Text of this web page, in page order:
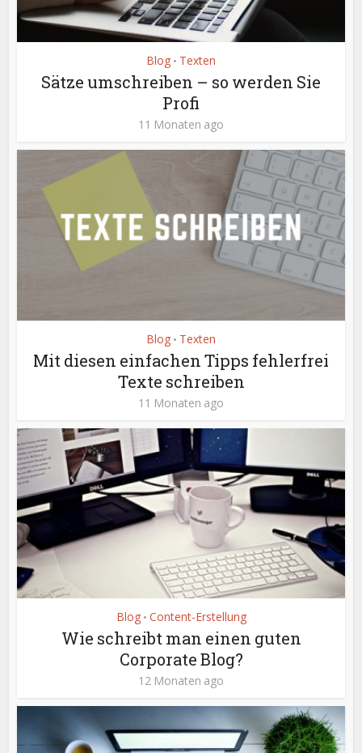
Blog • Texten
Sätze umschreiben – so werden Sie
Profi
11 Monaten ago
Blog • Texten
Mit diesen einfachen Tipps fehlerfrei
Texte schreiben
11 Monaten ago
Blog • Content-Erstellung
Wie schreibt man einen guten
Corporate Blog?
12 Monaten ago